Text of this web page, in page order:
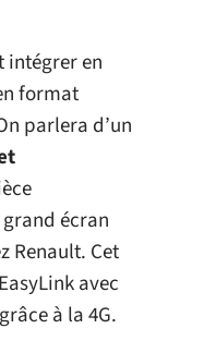
intégrer en
format
parlera d’un
écran
Renault. Cet
avec
à la 4G.